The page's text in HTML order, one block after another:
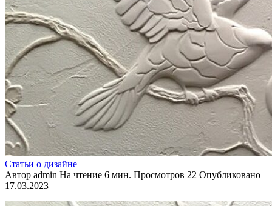
Статьи о дизайне
Автор admin На чтение 6 мин. Просмотров 22 Опубликовано
17.03.2023